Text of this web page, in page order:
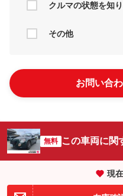
クルマの状態を知
その他
お問い合
無料 この車両に関
現在